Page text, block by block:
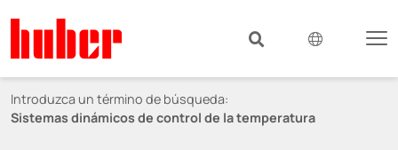
Introduzca un término de búsqueda:
Sistemas dinámicos de control de la temperatura